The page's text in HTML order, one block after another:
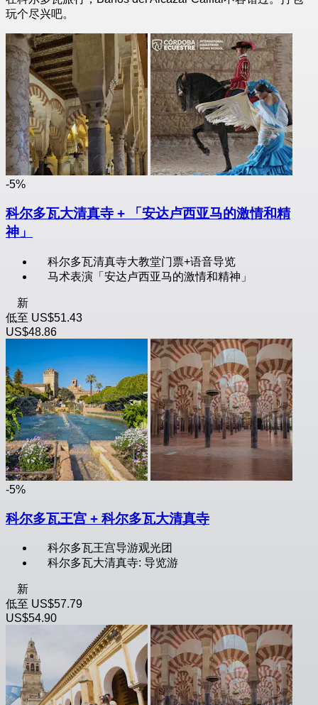
玩个尽兴吧。
-5%
科尔多瓦大清真寺 + 「安达卢西亚马的激情和精
神」
科尔多瓦清真寺大教堂门票+语音导览
马术表演「安达卢西亚马的激情和精神」
新
低至 US$51.43
US$48.86
-5%
科尔多瓦王宫 + 科尔多瓦大清真寺
科尔多瓦王宫导游观光团
科尔多瓦大清真寺: 导览游
新
低至 US$57.79
US$54.90